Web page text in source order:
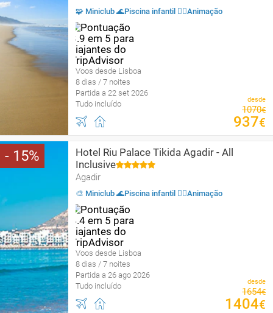
🧩 Miniclub 🌊Piscina infantil 🤹‍♂️Animação
Voos desde Lisboa
8 dias / 7 noites
Partida a 22 set 2026
Tudo incluído
desde
1070€
937€
15
Hotel Riu Palace Tikida Agadir - All
Inclusive
Agadir
🎨 Miniclub 🌊Piscina infantil 🤹‍♂️Animação
Voos desde Lisboa
8 dias / 7 noites
Partida a 26 ago 2026
Tudo incluído
desde
1654€
1404€